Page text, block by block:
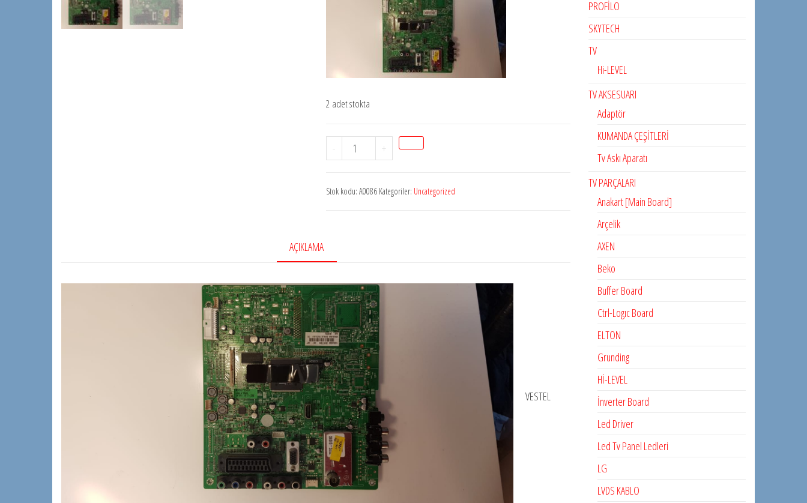
2 adet stokta
-
Stok
kodu
VESTEL
20457246-
20448090
adet
+
Stok kodu: A0086 Kategoriler: Uncategorized
AÇIKLAMA
VESTEL
PROFİLO
SKYTECH
TV
Hi-LEVEL
TV AKSESUARI
Adaptör
KUMANDA ÇEŞİTLERİ
Tv Askı Aparatı
TV PARÇALARI
Anakart [Main Board]
Arçelik
AXEN
Beko
Buffer Board
Ctrl-Logıc Board
ELTON
Grunding
Hİ-LEVEL
İnverter Board
Led Driver
Led Tv Panel Ledleri
LG
LVDS KABLO